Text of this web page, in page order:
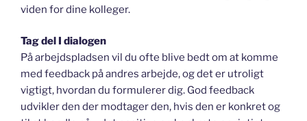
viden for dine kolleger.
Tag del I dialogen
På arbejdspladsen vil du ofte blive bedt om at komme
med feedback på andres arbejde, og det er utroligt
vigtigt, hvordan du formulerer dig. God feedback
udvikler den der modtager den, hvis den er konkret og